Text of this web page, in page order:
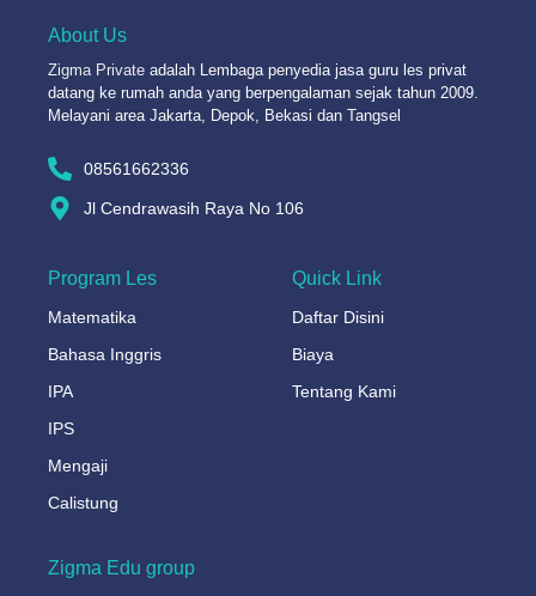
About Us
Zigma Private adalah Lembaga penyedia jasa guru les privat
datang ke rumah anda yang berpengalaman sejak tahun 2009.
Melayani area Jakarta, Depok, Bekasi dan Tangsel
08561662336
Jl Cendrawasih Raya No 106
Program Les
Matematika
Bahasa Inggris
IPA
IPS
Mengaji
Calistung
Quick Link
Daftar Disini
Biaya
Tentang Kami
Zigma Edu group